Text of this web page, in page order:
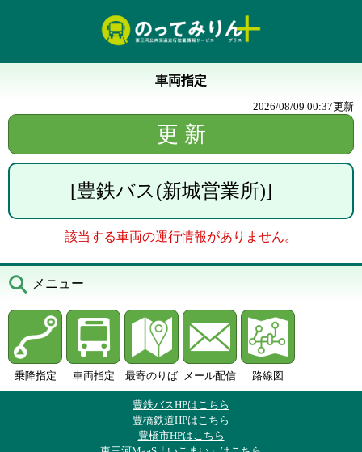
車両指定
2026/08/09 00:37更新
[豊鉄バス(新城営業所)]
該当する車両の運行情報がありません。
メニュー
乗降指定 車両指定 最寄のりば メール配信 路線図
豊鉄バスHPはこちら
豊橋鉄道HPはこちら
豊橋市HPはこちら